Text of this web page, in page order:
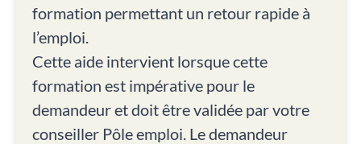
formation permettant un retour rapide à
l’emploi.
Cette aide intervient lorsque cette
formation est impérative pour le
demandeur et doit être validée par votre
conseiller Pôle emploi. Le demandeur